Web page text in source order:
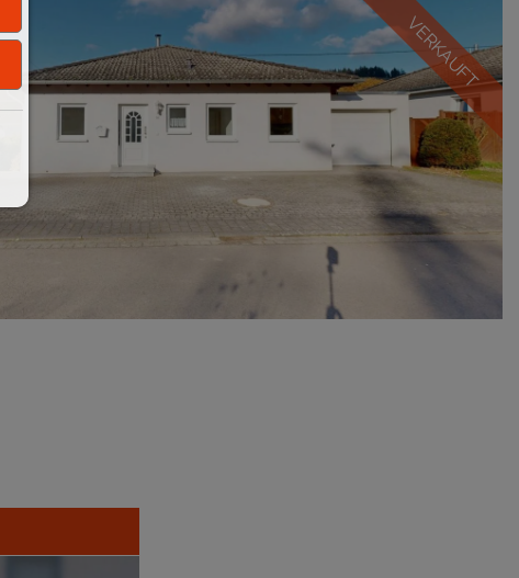
VERKAUFT
Sie können Ihre Cookie-Einstellung jederzeit hier
Cookie-Details
Datenschutz| Impressum
zurück